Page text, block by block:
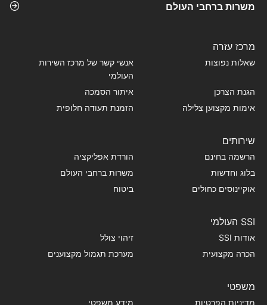
משרות ברחבי העולם
מרכז עזרה
שאלות נפוצות
אנשי קשר של מרכז השירות
העולמי
הגנת הצרכן
איתור הסמכה
אימות מקצוען צלילה
הזמנת תעודה חלופית
שירותים
הרשמה בחינם
הורדת אפליקציה
בלוג וחדשות
משרות ברחבי העולם
אוקיינוסים כחולים
ביטוח
SSI העולמי
אודות SSI
זיהוי צולל
הכרה מקצועית
מערכת תגמול מקצוענים
משפטי
מדיניות הפרטיות מידע משפטי